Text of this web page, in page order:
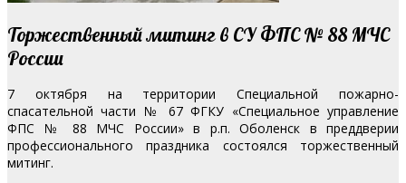
Торжественный митинг в СУ ФПС № 88 МЧС
России
7 октября на территории Специальной пожарно-
спасательной части № 67 ФГКУ «Специальное управление
ФПС № 88 МЧС России» в р.п. Оболенск в преддверии
профессионального праздника состоялся торжественный
митинг.